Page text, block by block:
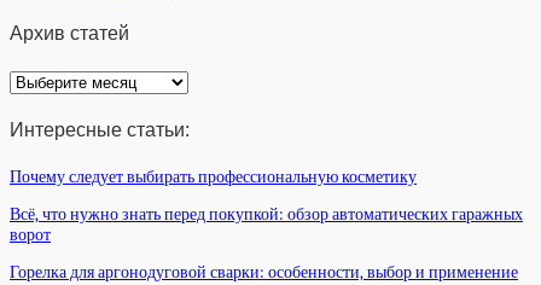
Архив статей
Архив
статей
Интересные статьи:
Почему следует выбирать профессиональную косметику
Всё, что нужно знать перед покупкой: обзор автоматических гаражных
ворот
Горелка для аргонодуговой сварки: особенности, выбор и применение